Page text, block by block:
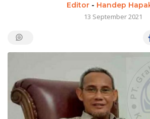
Editor- Handep
13 September 2021